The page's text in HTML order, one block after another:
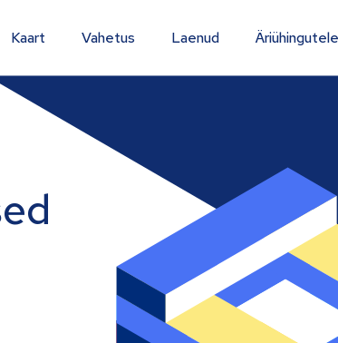
Kaart Vahetus Laenud Äriühingutele